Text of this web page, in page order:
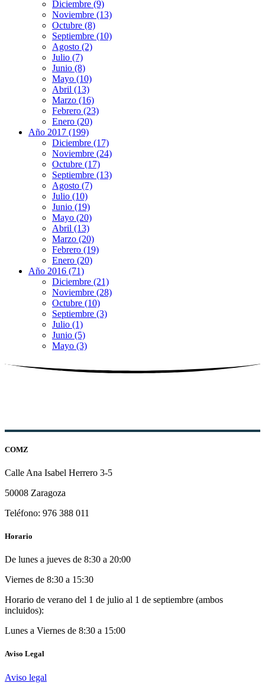
Diciembre (9)
Noviembre (13)
Octubre (8)
Septiembre (10)
Agosto (2)
Julio (7)
Junio (8)
Mayo (10)
Abril (13)
Marzo (16)
Febrero (23)
Enero (20)
Año 2017 (199)
Diciembre (17)
Noviembre (24)
Octubre (17)
Septiembre (13)
Agosto (7)
Julio (10)
Junio (19)
Mayo (20)
Abril (13)
Marzo (20)
Febrero (19)
Enero (20)
Año 2016 (71)
Diciembre (21)
Noviembre (28)
Octubre (10)
Septiembre (3)
Julio (1)
Junio (5)
Mayo (3)
COMZ
Calle Ana Isabel Herrero 3-5
50008 Zaragoza
Teléfono: 976 388 011
Horario
De lunes a jueves de 8:30 a 20:00
Viernes de 8:30 a 15:30
Horario de verano del 1 de julio al 1 de septiembre (ambos
incluidos):
Lunes a Viernes de 8:30 a 15:00
Aviso Legal
Aviso legal